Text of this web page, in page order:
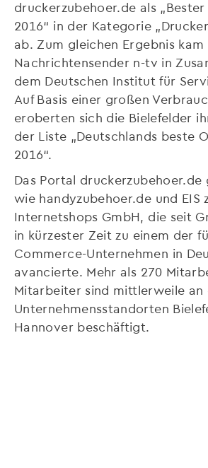
druckerzubehoer.de als
2016“ in der Kategorie
ab. Zum gleichen Ergebnis kam
Nachrichtensender n-tv in
dem Deutschen Institut für
Auf Basis einer großen
eroberten sich die Bielefelder
der Liste „Deutschlands beste
2016“.
Das Portal druckerzubehoer.de
wie handyzubehoer.de und EIS
Internetshops GmbH, die seit
in kürzester Zeit zu einem der
Commerce-Unternehmen in
avancierte. Mehr als 270
Mitarbeiter sind mittlerweile an
Unternehmensstandorten
Hannover beschäftigt.